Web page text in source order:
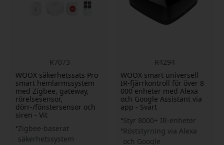
R7073
WOOX säkerhetssats Pro
smart hemlarmssystem
med Zigbee, gateway,
rörelsesensor,
dörr-/fönstersensor och
siren - Vit
Zigbee-baserat
säkerhetssystem
R4294
WOOX smart universell
IR-fjärrkontroll för över 8
000 enheter med Alexa
och Google Assistant via
app - Svart
Styr 8000+ IR-enheter
Röststyrning via Alexa
och Google